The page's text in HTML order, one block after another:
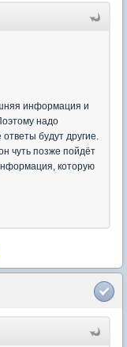
информация и
надо
будут другие.
чуть позже пойдёт
которую